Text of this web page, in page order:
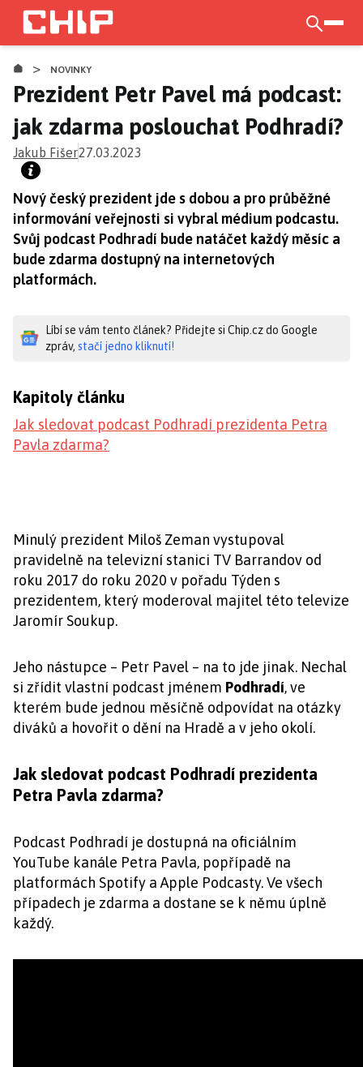
Přejít
hlavnímu
obsahu
> NOVINKY
Prezident Petr Pavel má podcast:
jak zdarma poslouchat Podhradí?
Jakub Fišer27.03.2023
Nový český prezident jde s dobou a pro průběžné
informování veřejnosti si vybral médium podcastu.
Svůj podcast Podhradí bude natáčet každý měsíc a
bude zdarma dostupný na internetových
platformách.
Líbí se vám tento článek? Přidejte si Chip.cz do Google
zpráv, stačí jedno kliknutí!
Kapitoly článku
Jak sledovat podcast Podhradí prezidenta Petra
Pavla zdarma?
Minulý prezident Miloš Zeman vystupoval
pravidelně na televizní stanici TV Barrandov od
roku 2017 do roku 2020 v pořadu Týden s
prezidentem, který moderoval majitel této televize
Jaromír Soukup.
Jeho nástupce – Petr Pavel – na to jde jinak. Nechal
si zřídit vlastní podcast jménem Podhradí, ve
kterém bude jednou měsíčně odpovídat na otázky
diváků a hovořit o dění na Hradě a v jeho okolí.
Jak sledovat podcast Podhradí prezidenta
Petra Pavla zdarma?
Podcast Podhradí je dostupná na oficiálním
YouTube kanále Petra Pavla, popřípadě na
platformách Spotify a Apple Podcasty. Ve všech
případech je zdarma a dostane se k němu úplně
každý.